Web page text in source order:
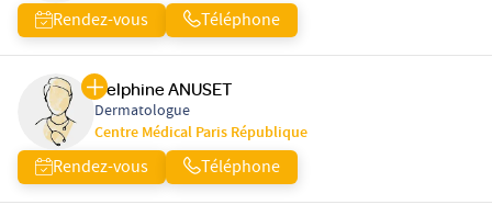
Rendez-vous Téléphone
Delphine ANUSET
Dermatologue
Centre Médical Paris République
Rendez-vous Téléphone